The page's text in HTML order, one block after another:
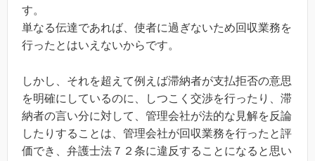
す。
単なる伝達であれば、使者に過ぎないため回収業務を
行ったとはいえないからです。
しかし、それを超えて例えば滞納者が支払拒否の意思
を明確にしているのに、しつこく交渉を行ったり、滞
納者の言い分に対して、管理会社が法的な見解を反論
したりすることは、管理会社が回収業務を行ったと評
価でき、弁護士法７２条に違反することになると思い